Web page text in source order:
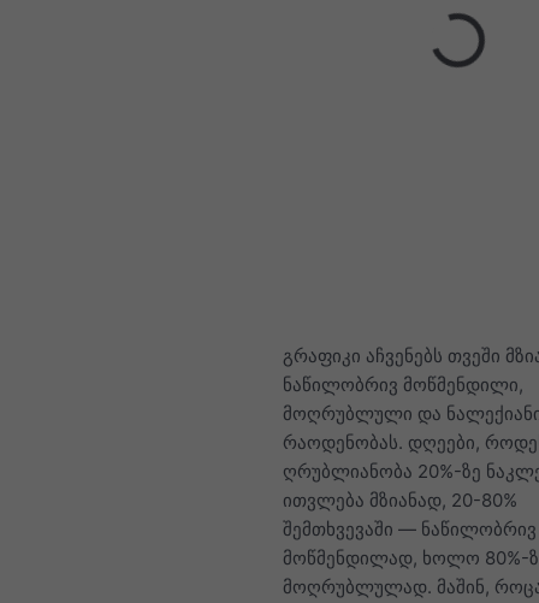
გრაფიკი აჩვენებს თვეში
ნაწილობრივ მოწმენდილი,
მოღრუბლული და
რაოდენობას. დღეები,
ღრუბლიანობა 20%-ზე
ითვლება მზიანად, 20-80%
შემთხვევაში — ნაწილობრივ
მოწმენდილად, ხოლო 80%-
მოღრუბლულად. მაშინ,